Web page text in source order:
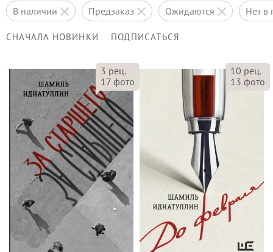
в наличии предзаказ ожидаются нет
СНАЧАЛА НОВИНКИ ПОДПИСАТЬСЯ
3 рец.
17 фото
10 рец.
13 фото